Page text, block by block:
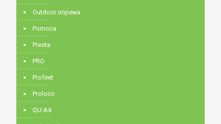
Outdoor опрема
Pomoca
Presta
PRO
Profeet
Proloco
QU-AX